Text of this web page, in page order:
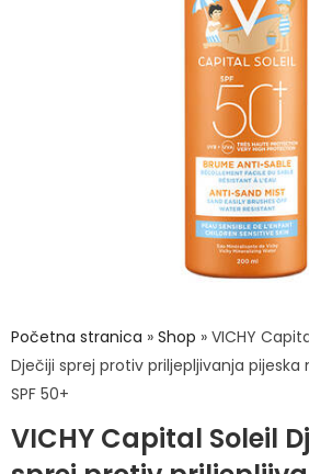
Početna stranica » Shop » VICHY
Dječiji sprej protiv priljepljivanja pijeska
SPF 50+
VICHY Capital Soleil